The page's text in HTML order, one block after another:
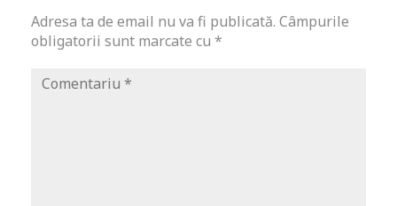
Adresa ta de email nu va fi publicată. Câmpurile
obligatorii sunt marcate cu *